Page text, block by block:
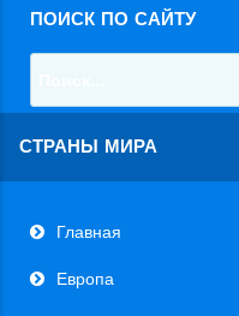
ПОИСК ПО САЙТУ
СТРАНЫ МИРА
Главная
Европа